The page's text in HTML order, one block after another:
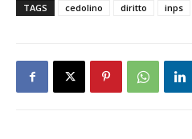
TAGS cedolino diritto inps